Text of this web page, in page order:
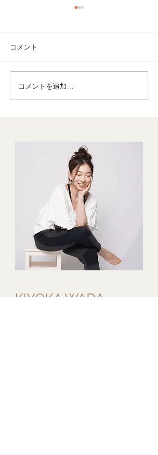
豆腐をオシャレ＆ヘルシ
ーに！洋風白和え
コメント
コメントを追加…
KIYOKA WADA